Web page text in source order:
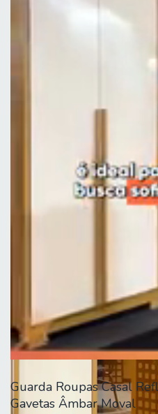
Guarda Roupas Casal
Gavetas Âmbar Moval